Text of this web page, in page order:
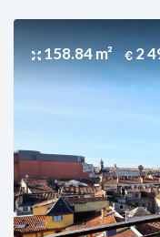
158.84 m² 2